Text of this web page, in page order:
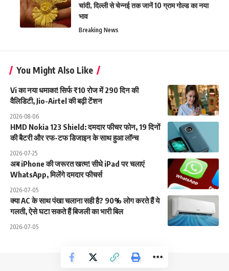
चांदी, दिल्ली से चेन्नई तक जानें 10 ग्राम गोल्ड का नया
भाव
Breaking News
You Might Also Like
Vi का नया धमाका! सिर्फ ₹10 रोज में 290 दिन की
वैलिडिटी, Jio-Airtel की बढ़ी टेंशन
2026-08-06
HMD Nokia 123 Shield: दमदार फीचर फोन, 19 दिनों
की बैटरी और रफ-टफ डिजाइन के साथ हुआ लॉन्च
2026-07-25
अब iPhone की जरूरत खत्म! सीधे iPad पर चलाएं
WhatsApp, मिलेंगे दमदार फीचर्स
2026-07-05
क्या AC के साथ पंखा चलाना सही है? 90% लोग करते हैं ये
गलती, ऐसे घटा सकते हैं बिजली का भारी बिल
2026-07-05